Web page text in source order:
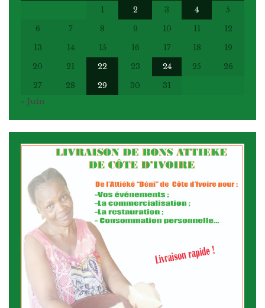
1
2 3 4
5
6
7 8 9 10 11
12
13
14 15 16 17 18
19
20
21 22 23 24 25
26
27
28 29 30
31
« Juin